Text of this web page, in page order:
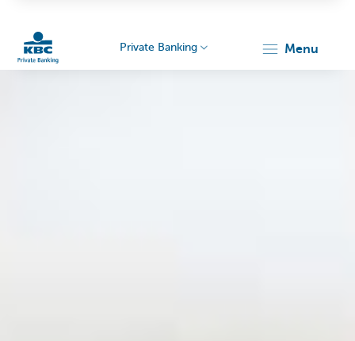
Private Banking menu